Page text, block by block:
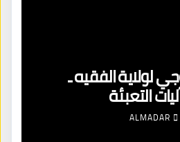
لولاية الفقيه ـ
التعبئة
ALMADAR